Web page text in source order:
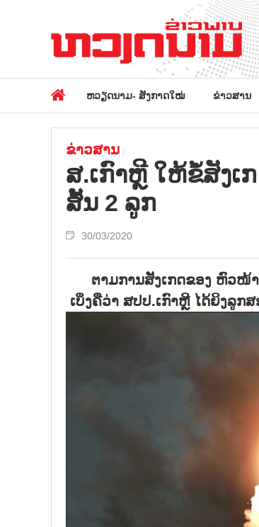
ຫວຽດນາມ- ສັງກາດໃໝ່ ຂ່າວສານ
ຂ່າວສານ
ສ.ເກົາຫຼີ ໃຫ້ຂໍ້ສັງເ
ສັ້ນ 2 ລູກ
30/03/2020
ຕາມການສັງເກດຂອງ ຫົວໜ້
ເບິ່ງຄືວ່າ ສປປ.ເກົາຫຼີ ໄດ້ຍິງລູກ